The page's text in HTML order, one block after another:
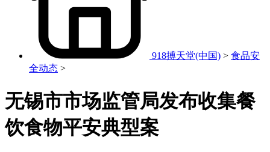
918搏天堂(中国) > 食品安
全动态 >
无锡市市场监管局发布收集餐
饮食物平安典型案